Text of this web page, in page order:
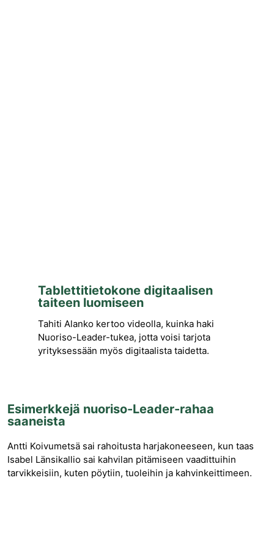
Tablettitietokone digitaalisen
taiteen luomiseen
Tahiti Alanko kertoo videolla, kuinka haki
Nuoriso-Leader-tukea, jotta voisi tarjota
yrityksessään myös digitaalista taidetta.
Esimerkkejä nuoriso-Leader-rahaa
saaneista
Antti Koivumetsä sai rahoitusta harjakoneeseen, kun taas
Isabel Länsikallio sai kahvilan pitämiseen vaadittuihin
tarvikkeisiin, kuten pöytiin, tuoleihin ja kahvinkeittimeen.